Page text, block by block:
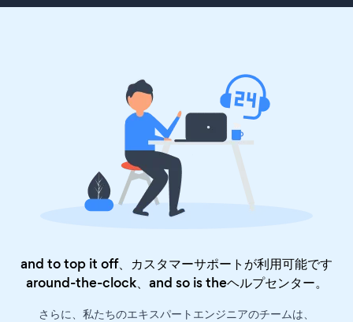
and to top it off、カスタマーサポートが利用可能です
around-the-clock、and so is theヘルプセンター。
さらに、私たちのエキスパートエンジニアのチームは、